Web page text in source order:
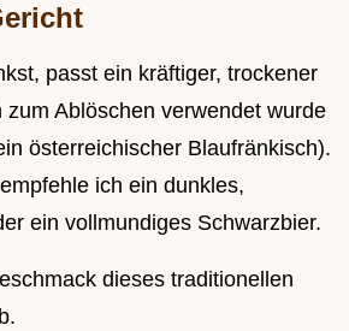
passt ein kräftiger, trockener
zum Ablöschen verwendet wurde
österreichischer Blaufränkisch).
ich ein dunkles,
ein vollmundiges Schwarzbier.
dieses traditionellen